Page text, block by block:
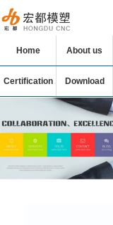
Home About us
Certification Download